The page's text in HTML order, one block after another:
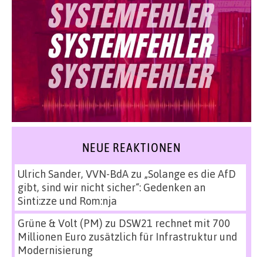
NEUE REAKTIONEN
Ulrich Sander, VVN-BdAzu „Solange es die AfD
gibt, sind wir nicht sicher“: Gedenken an
Sinti:zze und Rom:nja
Grüne & Volt (PM) zu DSW21 rechnet mit 700
Millionen Euro zusätzlich für Infrastruktur und
Modernisierung